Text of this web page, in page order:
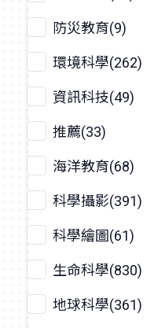
防災教育(9)
環境科學(262)
資訊科技(49)
推薦(33)
海洋教育(68)
科學攝影(391)
科學繪圖(61)
生命科學(830)
地球科學(361)